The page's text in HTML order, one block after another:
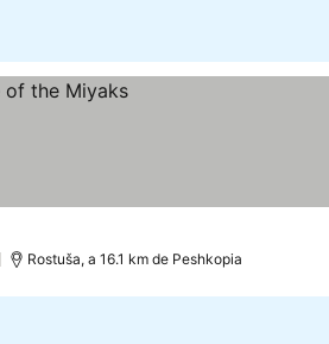
Rostuša, a 16.1 km de Peshkopia